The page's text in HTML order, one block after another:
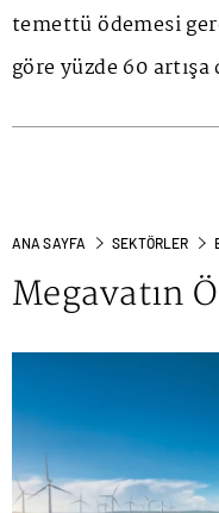
temettü ödemesi
göre yüzde 60
ANA SAYFA SEKTÖRLER
Megavatın